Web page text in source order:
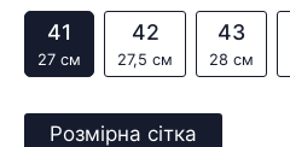
41
27 см
42
27,5 см
43
28 см
Розмірна сітка